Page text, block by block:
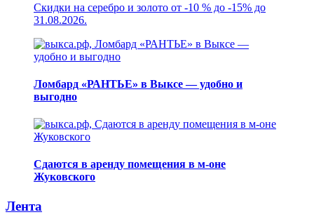
Скидки на серебро и золото от -10 % до -15% до
31.08.2026.
Ломбард «РАНТЬЕ» в Выксе — удобно и
выгодно
Сдаются в аренду помещения в м-оне
Жуковского
Лента